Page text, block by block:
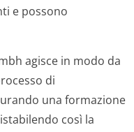
e possono
agisce in modo da
di
una formazione
così la